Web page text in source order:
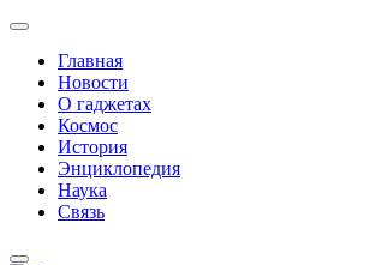
Главная
Новости
О гаджетах
Космос
История
Энциклопедия
Наука
Связь